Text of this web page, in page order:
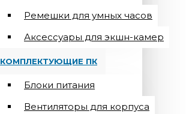
Ремешки для умных часов
Аксессуары для экшн-камер
КОМПЛЕКТУЮЩИЕ ПК
Блоки питания
Вентиляторы для корпуса